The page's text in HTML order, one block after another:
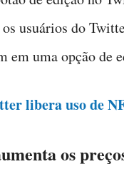
usuários do
em uma opção de
libera uso de
os